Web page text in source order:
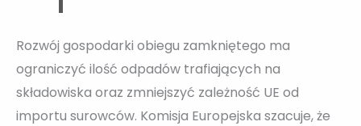
Rozwój gospodarki obiegu zamkniętego ma
ograniczyć ilość odpadów trafiających na
składowiska oraz zmniejszyć zależność UE od
importu surowców. Komisja Europejska szacuje, że